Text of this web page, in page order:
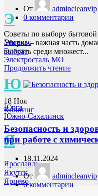
Э
Энгельс
Элиста
Электросталь МО
Ю
Юрга
Южно-Сахалинск
Я
Ярославль
Якутск
Ярцево
От
admincleanvip
0 комментарии
Советы по выбору бытовой
Уборка – важная часть
выбрать среди множест...
Продолжить чтение
18 Ноя
Клининг
Безопасность и
при работе с
18.11.2024
От
admincleanvip
0 комментарии